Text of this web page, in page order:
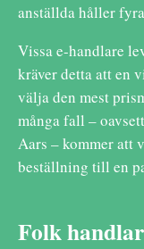
anställda håller
Vissa e-handlare
kräver detta att en
välja den mest
många fall –
Aars – kommer att
beställning till en
Folk